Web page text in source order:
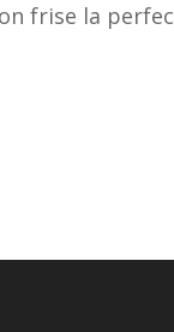
on frise la